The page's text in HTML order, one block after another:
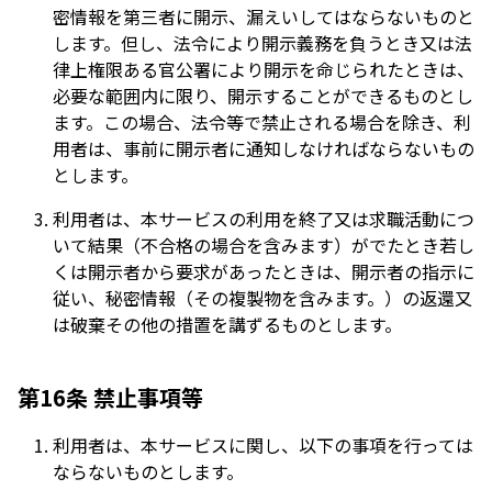
密情報を第三者に開示、漏えいしてはならないものと
します。但し、法令により開示義務を負うとき又は法
律上権限ある官公署により開示を命じられたときは、
必要な範囲内に限り、開示することができるものとし
ます。この場合、法令等で禁止される場合を除き、利
用者は、事前に開示者に通知しなければならないもの
とします。
利用者は、本サービスの利用を終了又は求職活動につ
いて結果（不合格の場合を含みます）がでたとき若し
くは開示者から要求があったときは、開示者の指示に
従い、秘密情報（その複製物を含みます。）の返還又
は破棄その他の措置を講ずるものとします。
第16条 禁止事項等
利用者は、本サービスに関し、以下の事項を行っては
ならないものとします。